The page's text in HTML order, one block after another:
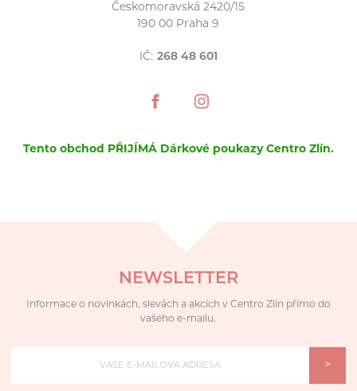
Českomoravská 2420/15
190 00 Praha 9
IČ: 268 48 601
Tento obchod PŘIJÍMÁ Dárkové poukazy Centro Zlín.
NEWSLETTER
Informace o novinkách, slevách a akcích v Centro Zlín přímo do
vašeho e-mailu.
>